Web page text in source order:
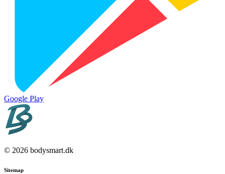
Google Play
© 2026 bodysmart.dk
Sitemap